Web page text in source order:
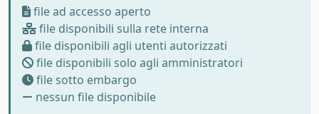
file ad accesso aperto
file disponibili sulla rete interna
file disponibili agli utenti autorizzati
file disponibili solo agli amministratori
file sotto embargo
nessun file disponibile